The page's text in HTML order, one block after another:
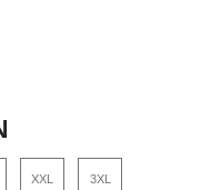
XXL 3XL